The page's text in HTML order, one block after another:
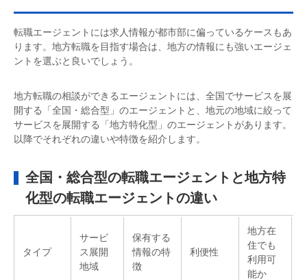
転職エージェントには求人情報が都市部に偏っているケースもあ
ります。地方転職を目指す場合は、地方の情報にも強いエージェ
ントを選ぶと良いでしょう。
地方転職の相談ができるエージェントには、全国でサービスを展
開する「全国・総合型」のエージェントと、地元の地域に絞って
サービスを展開する「地方特化型」のエージェントがあります。
以降でそれぞれの違いや特徴を紹介します。
全国・総合型の転職エージェントと地方特
化型の転職エージェントの違い
タイプ
サービ
ス展開
地域
保有する
情報の特
徴
利便性
地方在
住でも
利用可
能か